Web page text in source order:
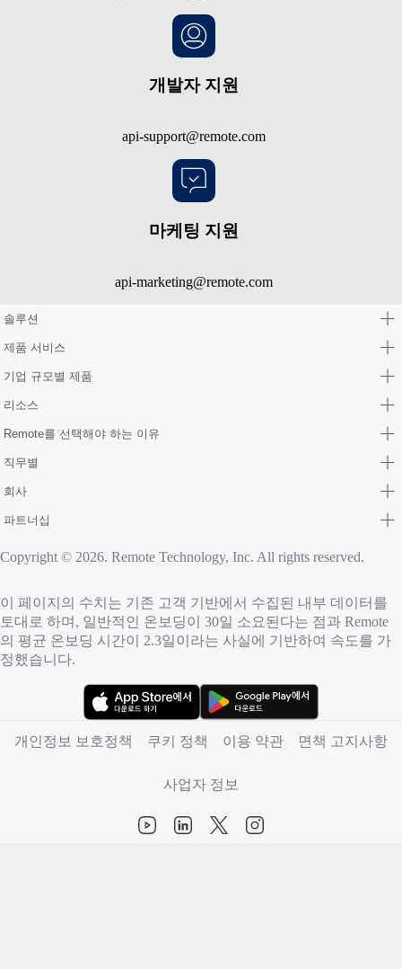
개발자 지원
api-support@remote.com
마케팅 지원
api-marketing@remote.com
솔루션
제품 서비스
기업 규모별 제품
리소스
Remote를 선택해야 하는 이유
직무별
회사
파트너십
Copyright © 2026. Remote Technology, Inc. All rights reserved.
이 페이지의 수치는 기존 고객 기반에서 수집된 내부 데이터를
토대로 하며, 일반적인 온보딩이 30일 소요된다는 점과 Remote
의 평균 온보딩 시간이 2.3일이라는 사실에 기반하여 속도를 가
정했습니다.
개인정보 보호정책
쿠키 정책 이용 약관 면책 고지사항
사업자 정보